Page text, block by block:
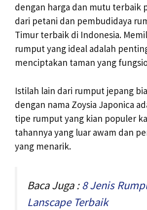
dengan harga dan mutu terbaik
dari petani dan pembudidaya
Timur terbaik di Indonesia.
rumput yang ideal adalah
menciptakan taman yang
Istilah lain dari rumput jepang
dengan nama Zoysia Japonica
tipe rumput yang kian populer
tahannya yang luar awam dan
yang menarik.
Baca Juga :8 Jenis
Lanscape Terbaik